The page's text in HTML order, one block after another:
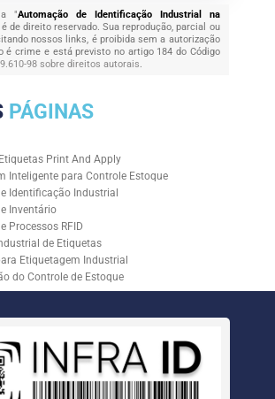
"Automação de Identificação Industrial na
de direito reservado. Sua reprodução, parcial ou
nossos links, é proibida sem a autorização
é crime e está previsto no artigo 184 do Código
9.610-98 sobre direitos autorais.
PÁGINAS
Print And Apply
Inteligente para Controle Estoque
Identificação Industrial
Inventário
Processos RFID
de Etiquetas
Etiquetagem Industrial
do Controle de Estoque
com RFID
para Processos Logísticos
Industrial
para Etiquetagem
em Inventário de Estoque